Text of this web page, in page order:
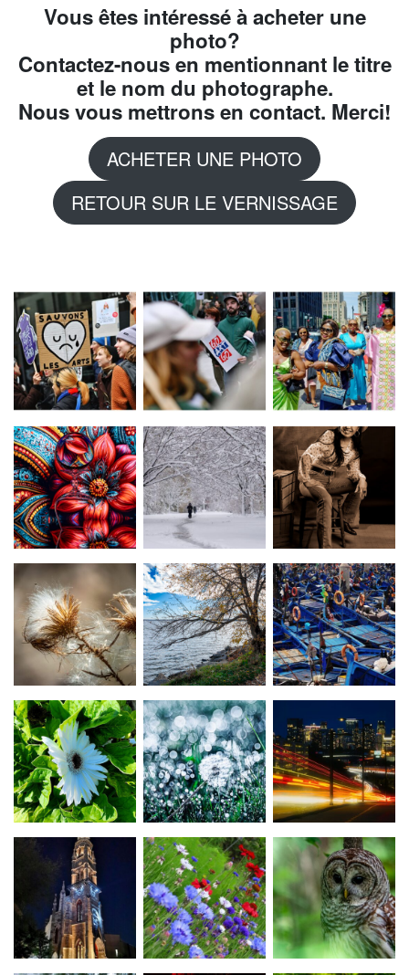
Vous êtes intéressé à acheter une
photo?
Contactez-nous en mentionnant le titre
et le nom du photographe.
Nous vous mettrons en contact. Merci!
ACHETER UNE PHOTO
RETOUR SUR LE VERNISSAGE